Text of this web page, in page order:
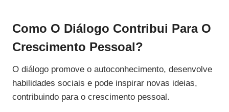
Como O Diálogo Contribui Para O
Crescimento Pessoal?
O diálogo promove o autoconhecimento, desenvolve
habilidades sociais e pode inspirar novas ideias,
contribuindo para o crescimento pessoal.